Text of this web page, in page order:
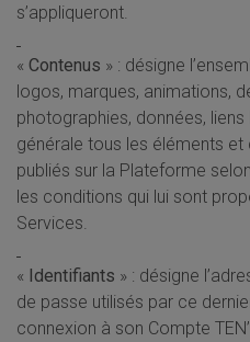
s’appliqueront.
« Contenus » : désigne
logos, marques, animations,
photographies, données,
générale tous les éléments et
publiés sur la Plateforme
les conditions qui lui sont
Services.
« Identifiants » : désigne
de passe utilisés par ce
connexion à son Compte